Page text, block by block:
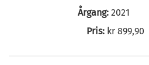
Årgang: 2021
Pris: kr 899,90